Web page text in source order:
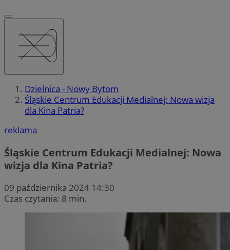
Dzielnica - Nowy Bytom
Śląskie Centrum Edukacji Medialnej: Nowa wizja
dla Kina Patria?
reklama
Śląskie Centrum Edukacji Medialnej: Nowa
wizja dla Kina Patria?
09 października 2024 14:30
Czas czytania: 8 min.